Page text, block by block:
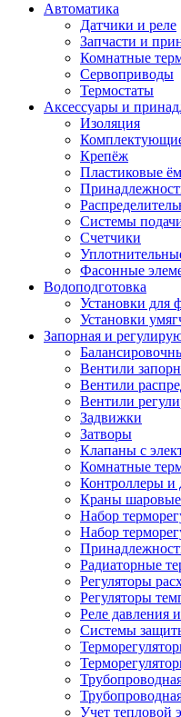
Автоматика
Датчики и реле
Запчасти и
Комнатные
Сервоприводы
Термостаты
Аксессуары и
Изоляция
Крепёж
Пластиковые
Системы
Счетчики
Фасонные
Водоподготовка
Установки для
Установки
Запорная и
Вентили
Вентили
Вентили
Задвижки
Затворы
Клапаны с
Комнатные
Контроллеры и
Краны шаровые
Набор
Набор
Радиаторные
Регуляторы
Регуляторы
Реле давления
Системы
Учет тепловой